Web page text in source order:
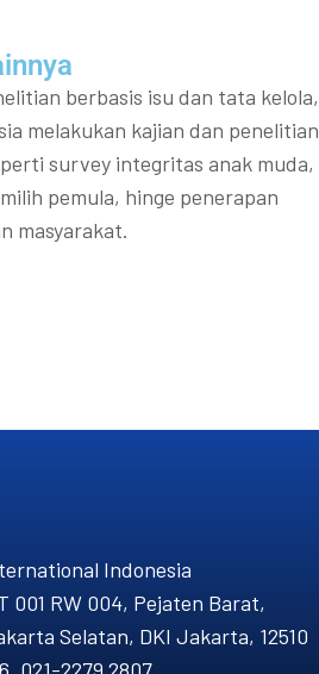
berbasis isu dan tata kelola,
melakukan kajian dan penelitian
survey integritas anak muda,
pemula, hinge penerapan
masyarakat.
Indonesia
001 RW 004, Pejaten Barat,
Selatan, DKI Jakarta, 12510